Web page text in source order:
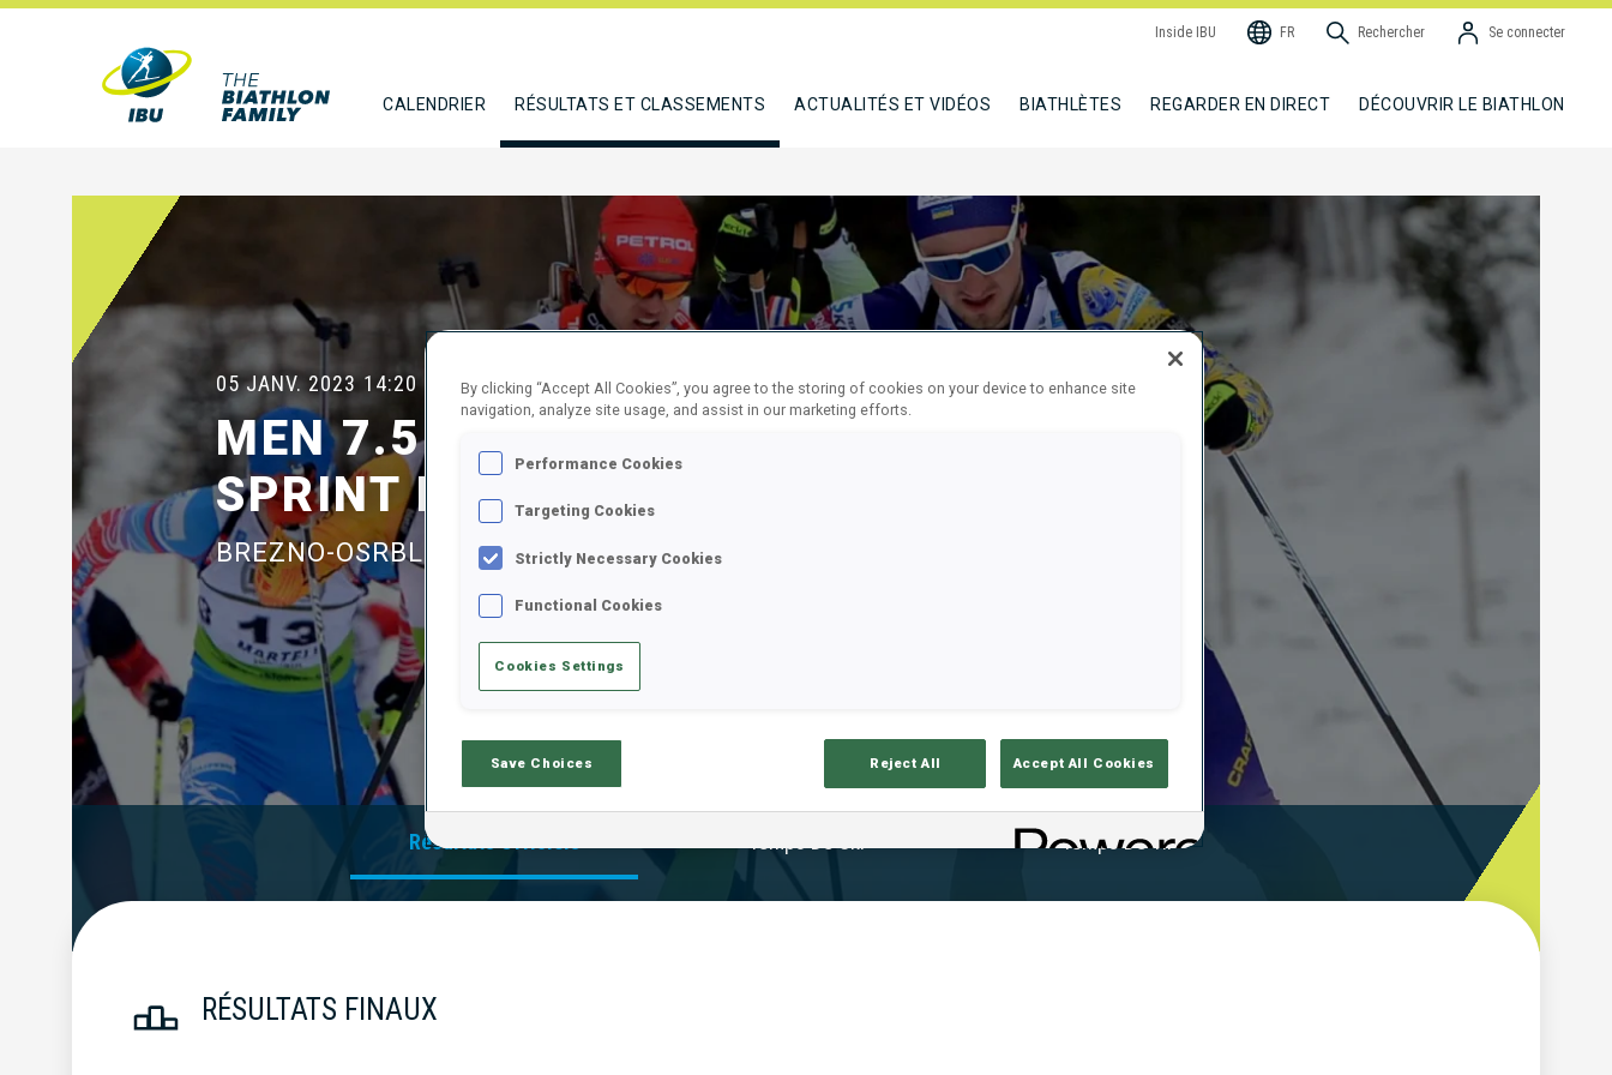
Inside IBU FR Rechercher Se connecter
CALENDRIER RÉSULTATS ET CLASSEMENTS ACTUALITÉS ET VIDÉOS BIATHLÈTES REGARDER EN DIRECT DÉCOUVRIR LE BIATHLON
05 JANV. 2023 14:20
MEN 7.5 KM SUPER
SPRINT FINAL
BREZNO-OSRBLIE
Résultats Officiels Temps De Tir
RÉSULTATS FINAUX
By clicking “Accept All Cookies”, you agree to the storing of cookies on your device to enhance site
navigation, analyze site usage, and assist in our marketing efforts.
Performance Cookies
Targeting Cookies
Strictly Necessary Cookies
Functional Cookies
Cookies Settings
Save Choices Reject All Accept All Cookies